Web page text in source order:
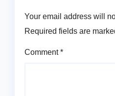
Your email address will
Required fields are
Comment*